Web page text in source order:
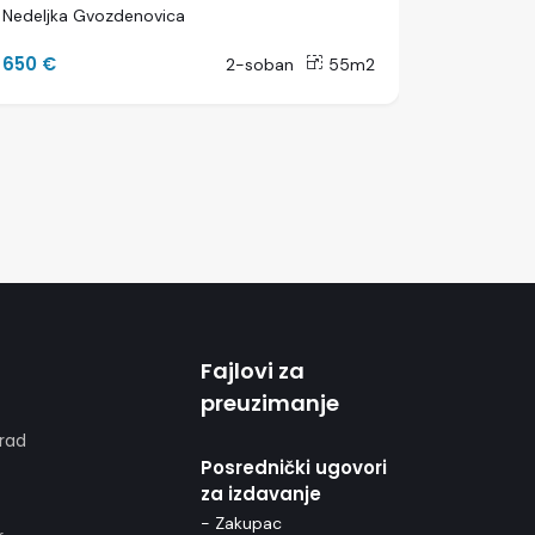
Nedeljka Gvozdenovica
650 € 2-soban 55m2
Fajlovi za
preuzimanje
Posrednički ugovori
za izdavanje
- Zakupac